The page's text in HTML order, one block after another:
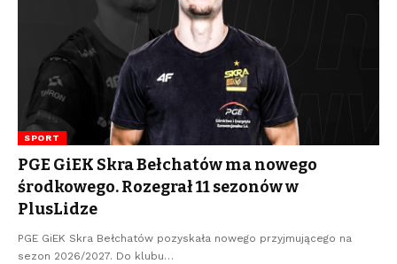
SPORT
PGE GiEK Skra Bełchatów ma nowego
środkowego. Rozegrał 11 sezonów w
PlusLidze
PGE GiEK Skra Bełchatów pozyskała nowego przyjmującego na
sezon 2026/2027. Do klubu…